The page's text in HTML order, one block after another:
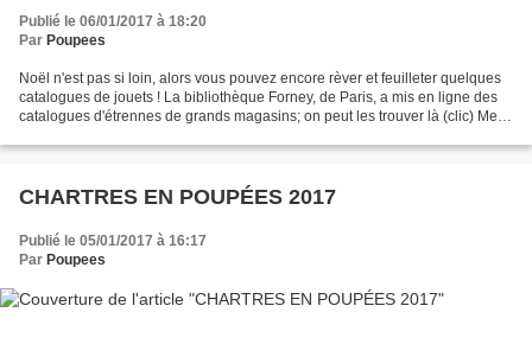
Publié le 06/01/2017 à 18:20
Par Poupees
Noël n'est pas si loin, alors vous pouvez encore rèver et feuilleter quelques
catalogues de jouets ! La bibliothèque Forney, de Paris, a mis en ligne des
catalogues d'étrennes de grands magasins; on peut les trouver là (clic) Merci
CHARTRES EN POUPÉES 2017
Publié le 05/01/2017 à 16:17
Par Poupees